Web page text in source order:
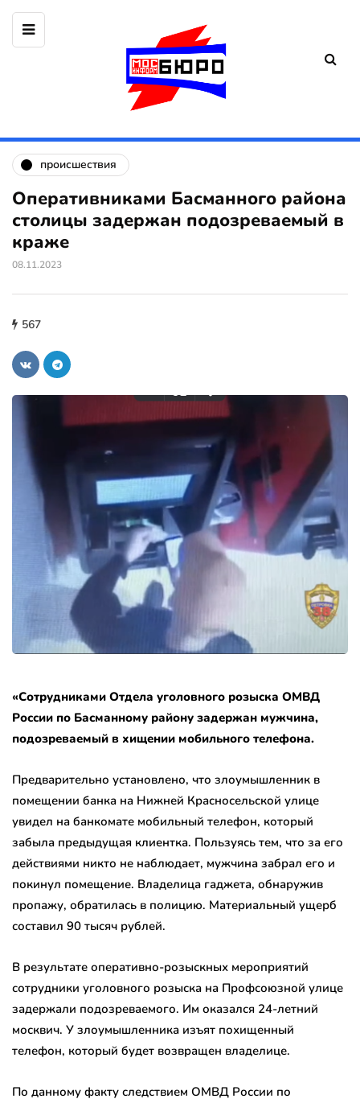
происшествия
Оперативниками Басманного района
столицы задержан подозреваемый в
краже
08.11.2023
567
«Сотрудниками Отдела уголовного розыска ОМВД
России по Басманному району задержан мужчина,
подозреваемый в хищении мобильного телефона.
Предварительно установлено, что злоумышленник в
помещении банка на Нижней Красносельской улице
увидел на банкомате мобильный телефон, который
забыла предыдущая клиентка. Пользуясь тем, что за его
действиями никто не наблюдает, мужчина забрал его и
покинул помещение. Владелица гаджета, обнаружив
пропажу, обратилась в полицию. Материальный ущерб
составил 90 тысяч рублей.
В результате оперативно-розыскных мероприятий
сотрудники уголовного розыска на Профсоюзной улице
задержали подозреваемого. Им оказался 24-летний
москвич. У злоумышленника изъят похищенный
телефон, который будет возвращен владелице.
По данному факту следствием ОМВД России по